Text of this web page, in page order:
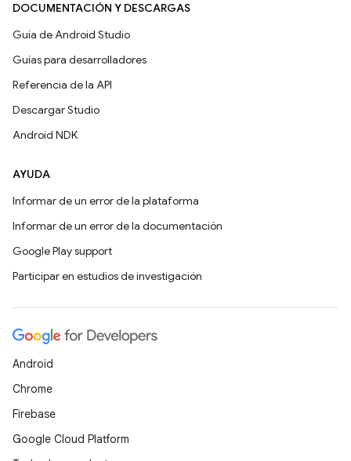
DOCUMENTACIÓN Y DESCARGAS
Guía de Android Studio
Guías para desarrolladores
Referencia de la API
Descargar Studio
Android NDK
AYUDA
Informar de un error de la plataforma
Informar de un error de la documentación
Google Play support
Participar en estudios de investigación
Android
Chrome
Firebase
Google Cloud Platform